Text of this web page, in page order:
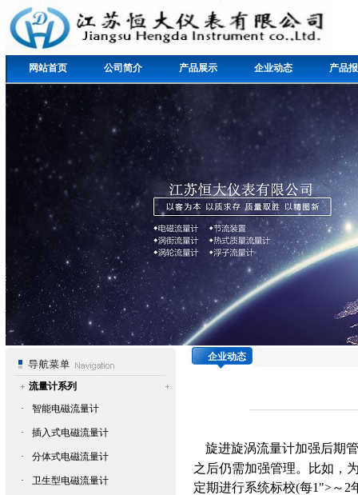
网站首页 公司简介 产品展示 企业动态 产品
流量计系列
·
智能电磁流量计
· 插入式电磁流量计
· 分体式电磁流量计
· 卫生型电磁流量计
企业动态
旋进旋涡流量计加强后期
之后仍需加强管理。比如，
定期进行系统标校(每1">～2